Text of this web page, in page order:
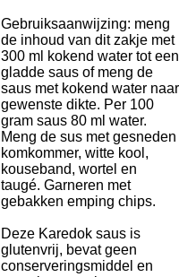
Gebruiksaanwijzing: meng
de inhoud van dit zakje met
300 ml kokend water tot een
gladde saus of meng de
saus met kokend water naar
gewenste dikte. Per 100
gram saus 80 ml water.
Meng de sus met gesneden
komkommer, witte kool,
kouseband, wortel en
taugé. Garneren met
gebakken emping chips.
Deze Karedok saus is
glutenvrij, bevat geen
conserveringsmiddel en